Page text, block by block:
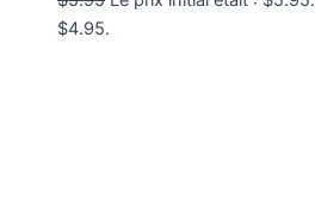
$4.95.